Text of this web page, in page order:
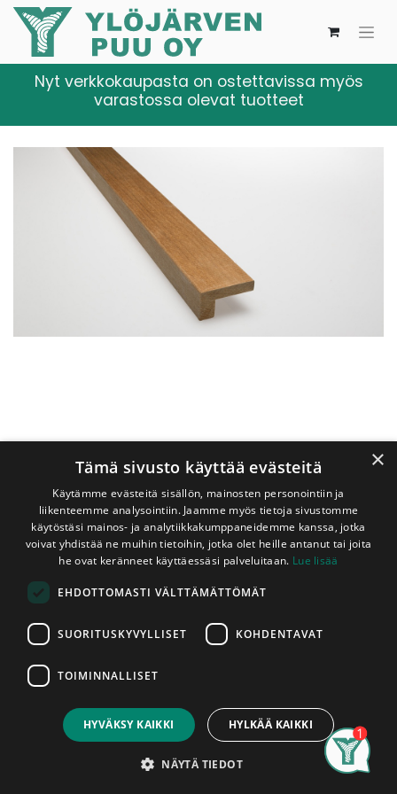
16,95€
Account
Nyt verkkokaupasta on ostettavissa myös
varastossa olevat tuotteet
Shop
Reunalista Lämpökäsitelty Haapa 24x42/15x2400 mm
Reunalista Lämpökäsitelty Haapa
24x42/15x2400 mm
Lämpökäsitelty reunalista. Listan raaka-aineena A-
laatuluokan haapa. Soveltuu saunaan ja kosteisiin tiloihin.
yhteyttä myymäläämme varmistaaksesi saatavilla olevat
pituudet. Listat myydään kappaleittain. Asennettu tuote on
hyväksytty tuote, tuotteissa ilmeneviin mahdollisiin
tuotantovirheisiin voidaan vedota vain ennen niiden
×
Tämä sivusto käyttää evästeitä
Käytämme evästeitä sisällön, mainosten personointiin ja
liikenteemme analysointiin. Jaamme myös tietoja sivustomme
käytöstäsi mainos- ja analytiikkakumppaneidemme kanssa, jotka
voivat yhdistää ne muihin tietoihin, jotka olet heille antanut tai joita
he ovat keränneet käyttäessäsi palveluitaan. Lue lisää
EHDOTTOMASTI VÄLTTÄMÄTTÖMÄT
SUORITUSKYVYLLISET KOHDENTAVAT
TOIMINNALLISET
HYVÄKSY KAIKKI HYLKÄÄ KAIKKI
NÄYTÄ TIEDOT